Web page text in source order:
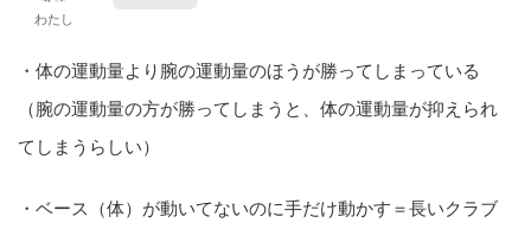
わたし
・体の運動量より腕の運動量のほうが勝ってしまっている
（腕の運動量の方が勝ってしまうと、体の運動量が抑えられ
てしまうらしい）
・ベース（体）が動いてないのに手だけ動かす＝長いクラブ